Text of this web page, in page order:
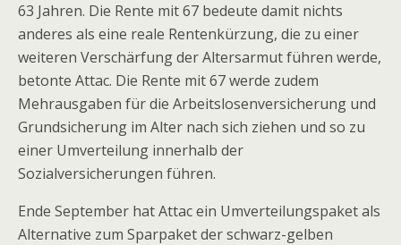
63 Jahren. Die Rente mit 67 bedeute damit nichts
anderes als eine reale Rentenkürzung, die zu einer
weiteren Verschärfung der Altersarmut führen werde,
betonte Attac. Die Rente mit 67 werde zudem
Mehrausgaben für die Arbeitslosenversicherung und
Grundsicherung im Alter nach sich ziehen und so zu
einer Umverteilung innerhalb der
Sozialversicherungen führen.
Ende September hat Attac ein Umverteilungspaket als
Alternative zum Sparpaket der schwarz-gelben